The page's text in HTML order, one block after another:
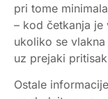
pri tome
– kod četkanja
ukoliko se
uz prejaki pritisak
Ostale